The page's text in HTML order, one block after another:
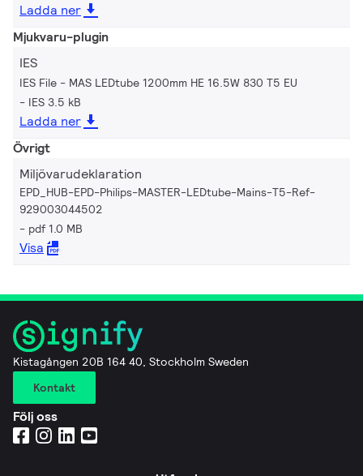
Ladda ner
Mjukvaru-plugin
IES
IES File - MAS LEDtube 1200mm HE 16.5W 830 T5 EU
IES 3.5 kB
Ladda ner
Övrigt
Miljövarudeklaration
EPD_HUB-EPD-Philips-MASTER-LEDtube-Mains-T5-Ref-
929003044502
pdf 1.0 MB
Visa
Kistagången 20B 164 40, Stockholm Sweden
Kontakt
Följ oss